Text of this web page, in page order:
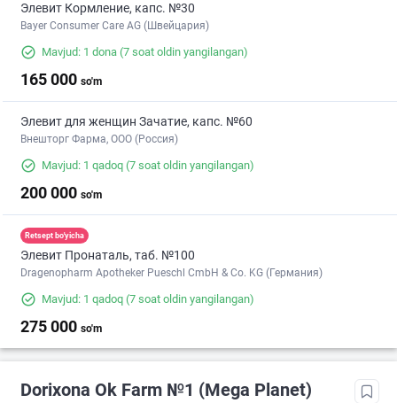
Элевит Кормление, капс. №30
Bayer Consumer Care AG (Швейцария)
Mavjud: 1 dona (7 soat oldin yangilangan)
165 000 so'm
Элевит для женщин Зачатие, капс. №60
Внешторг Фарма, ООО (Россия)
Mavjud: 1 qadoq (7 soat oldin yangilangan)
200 000 so'm
Retsept bo'yicha
Элевит Пронаталь, таб. №100
Dragenopharm Apotheker Pueschl CmbH & Co. KG (Германия)
Mavjud: 1 qadoq (7 soat oldin yangilangan)
275 000 so'm
Dorixona Ok Farm №1 (Mega Planet)